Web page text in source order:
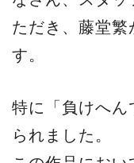
ただき、藤堂繁
す。
特に「負けへん
られました。